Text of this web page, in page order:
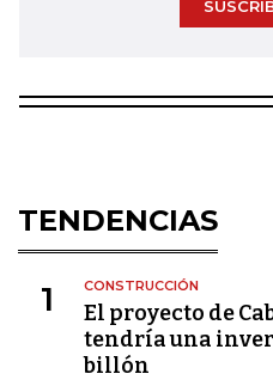
TENDENCIAS
1 CONSTRUCCIÓN
El proyecto de
tendría una
billón